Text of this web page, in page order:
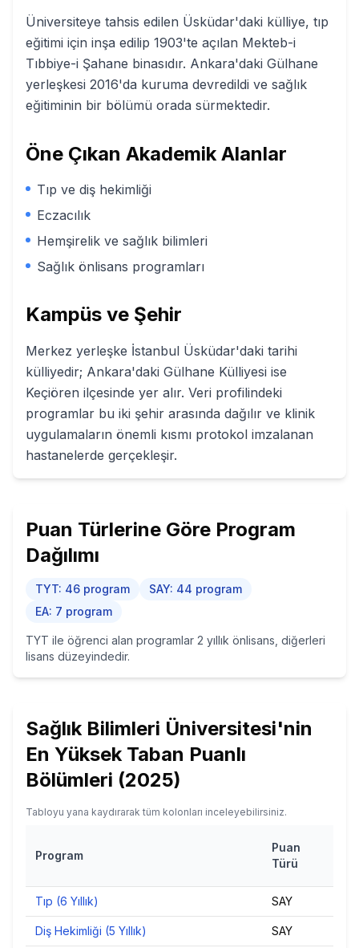
Üniversiteye tahsis edilen Üsküdar'daki külliye, tıp
eğitimi için inşa edilip 1903'te açılan Mekteb-i
Tıbbiye-i Şahane binasıdır. Ankara'daki Gülhane
yerleşkesi 2016'da kuruma devredildi ve sağlık
eğitiminin bir bölümü orada sürmektedir.
Öne Çıkan Akademik Alanlar
Tıp ve diş hekimliği
Eczacılık
Hemşirelik ve sağlık bilimleri
Sağlık önlisans programları
Kampüs ve Şehir
Merkez yerleşke İstanbul Üsküdar'daki tarihi
külliyedir; Ankara'daki Gülhane Külliyesi ise
Keçiören ilçesinde yer alır. Veri profilindeki
programlar bu iki şehir arasında dağılır ve klinik
uygulamaların önemli kısmı protokol imzalanan
hastanelerde gerçekleşir.
Puan Türlerine Göre Program
Dağılımı
TYT: 46 program SAY: 44 program
EA: 7 program
TYT ile öğrenci alan programlar 2 yıllık önlisans, diğerleri
lisans düzeyindedir.
Sağlık Bilimleri Üniversitesi'nin
En Yüksek Taban Puanlı
Bölümleri (2025)
Tabloyu yana kaydırarak tüm kolonları inceleyebilirsiniz.
Program
Puan
Türü
Tıp (6 Yıllık) SAY
Diş Hekimliği (5 Yıllık) SAY